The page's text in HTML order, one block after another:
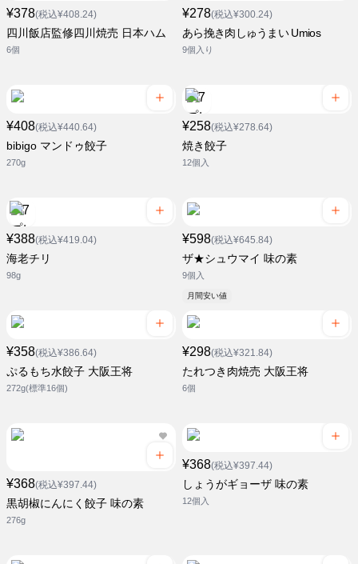
¥378(税込¥408.24)
四川飯店監修四川焼売 日本ハム
6個
¥278(税込¥300.24)
あら挽き肉しゅうまい Umios
9個入り
¥408(税込¥440.64)
bibigo マンドゥ餃子
270g
¥258(税込¥278.64)
焼き餃子
12個入
¥388(税込¥419.04)
海老チリ
98g
¥598(税込¥645.84)
ザ★シュウマイ 味の素
9個入
月間安い値
¥358(税込¥386.64)
ぷるもち水餃子 大阪王将
272g(標準16個)
¥298(税込¥321.84)
たれつき肉焼売 大阪王将
6個
¥368(税込¥397.44)
黒胡椒にんにく餃子 味の素
276g
¥368(税込¥397.44)
しょうがギョーザ 味の素
12個入